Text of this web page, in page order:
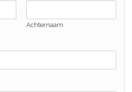
Achternaam